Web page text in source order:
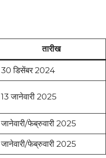
तारीख
30 डिसेंबर 2024
13 जानेवारी 2025
जानेवारी/फेब्रुवारी 2025
जानेवारी/फेब्रुवारी 2025